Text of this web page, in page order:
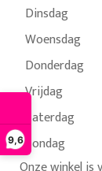
9,6
Dinsdag
Woensdag
Donderdag
Vrijdag
Zaterdag
Zondag